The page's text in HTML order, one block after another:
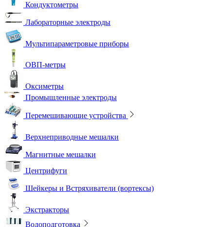
Кондуктометры
Лабораторные электроды
Мультипараметровые приборы
ОВП-метры
Оксиметры
Промышленные электроды
Перемешивающие устройства
Верхнеприводные мешалки
Магнитные мешалки
Центрифуги
Шейкеры и Встряхиватели (вортексы)
Экстракторы
Водоподготовка